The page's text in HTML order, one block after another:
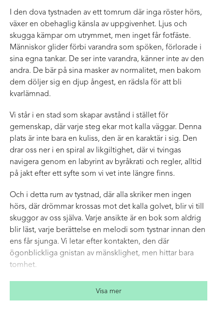
I den dova tystnaden av ett tomrum där inga röster hörs,
växer en obehaglig känsla av uppgivenhet. Ljus och
skugga kämpar om utrymmet, men inget får fotfäste.
Människor glider förbi varandra som spöken, förlorade i
sina egna tankar. De ser inte varandra, känner inte av den
andra. De bär på sina masker av normalitet, men bakom
dem döljer sig en djup ångest, en rädsla för att bli
kvarlämnad.
Vi står i en stad som skapar avstånd i stället för
gemenskap, där varje steg ekar mot kalla väggar. Denna
plats är inte bara en kuliss, den är en karaktär i sig. Den
drar oss ner i en spiral av likgiltighet, där vi tvingas
navigera genom en labyrint av byråkrati och regler, alltid
på jakt efter ett syfte som vi vet inte längre finns.
Och i detta rum av tystnad, där alla skriker men ingen
hörs, där drömmar krossas mot det kalla golvet, blir vi till
skuggor av oss själva. Varje ansikte är en bok som aldrig
blir läst, varje berättelse en melodi som tystnar innan den
ens får sjunga. Vi letar efter kontakten, den där
ögonblickliga gnistan av mänsklighet, men hittar bara
tomhet.
Så står vi här, inneslutna av våra egna liv, fast i en cykel av
Visa mer